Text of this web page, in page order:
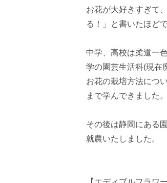
お花が大好きすぎて
る！」と書いたほど
中学、高校は柔道一
学の園芸生活科(現在
お花の栽培方法につ
まで学んできました。
その後は静岡にある
就農いたしました。